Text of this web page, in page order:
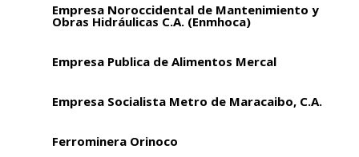
Empresa Noroccidental de Mantenimiento y
Obras Hidráulicas C.A. (Enmhoca)
Empresa Publica de Alimentos Mercal
Empresa Socialista Metro de Maracaibo, C.A.
Ferrominera Orinoco